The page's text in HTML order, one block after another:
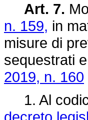
Art. 7.
n. 159, in
misure di
sequestrati
2019, n. 160
1. Al